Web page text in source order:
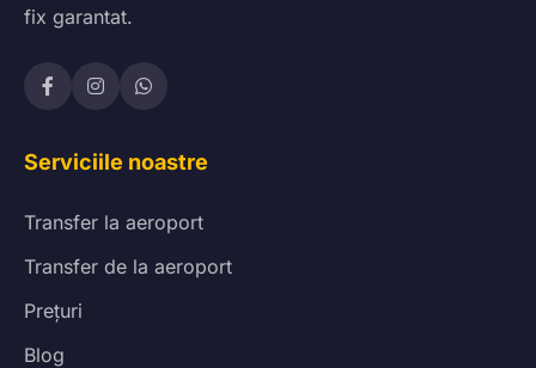
fix garantat.
Serviciile noastre
Transfer la aeroport
Transfer de la aeroport
Prețuri
Blog